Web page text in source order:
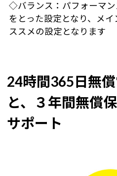
◇バランス：パフォーマン
をとった設定となり、メ
ススメの設定となります
24時間365日無
と、３年間無償
サポート